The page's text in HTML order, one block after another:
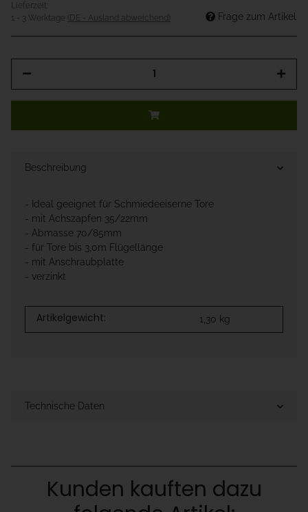
Lieferzeit:
1 - 3 Werktage
(DE - Ausland abweichend) Frage zum Artikel
Beschreibung
- Ideal geeignet für Schmiedeeiserne Tore
- mit Achszapfen 35/22mm
- Abmasse 70/85mm
- für Tore bis 3,0m Flügellänge
- mit Anschraubplatte
- verzinkt
Artikelgewicht: 1,30 kg
Technische Daten
Kunden kauften dazu